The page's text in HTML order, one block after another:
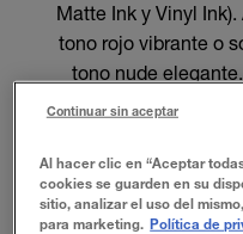
Matte Ink y Vinyl
tono rojo vibrante o
tono nude
En Maybelline
adecuado para ti y
para crear looks
Al hacer clic en “Aceptar
cookies se guarden en su
sitio, analizar el uso del
para marketing. Política de
Continuar sin aceptar